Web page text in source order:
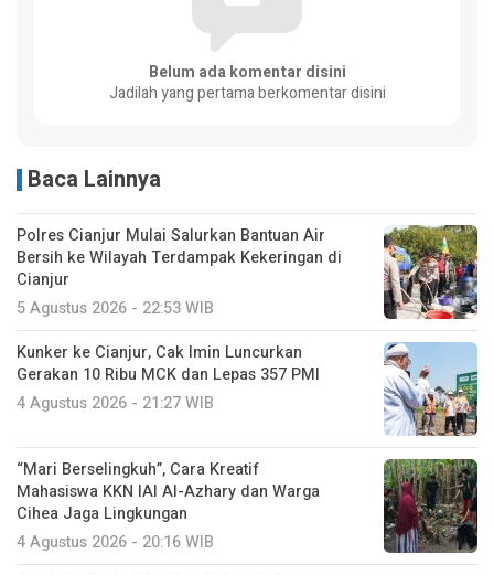
Belum ada komentar disini
Jadilah yang pertama berkomentar disini
Baca Lainnya
Polres Cianjur Mulai Salurkan Bantuan Air
Bersih ke Wilayah Terdampak Kekeringan di
Cianjur
5 Agustus 2026 - 22:53 WIB
Kunker ke Cianjur, Cak Imin Luncurkan
Gerakan 10 Ribu MCK dan Lepas 357 PMI
4 Agustus 2026 - 21:27 WIB
“Mari Berselingkuh”, Cara Kreatif
Mahasiswa KKN IAI Al-Azhary dan Warga
Cihea Jaga Lingkungan
4 Agustus 2026 - 20:16 WIB